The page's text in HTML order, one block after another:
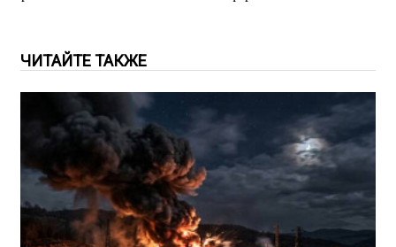
ЧИТАЙТЕ ТАКЖЕ